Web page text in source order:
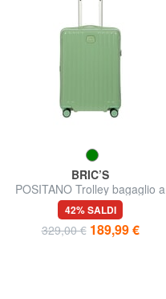
BRIC’S
POSITANO Trolley bagaglio a
mano
42% SALDI
329,00 € 189,99 €